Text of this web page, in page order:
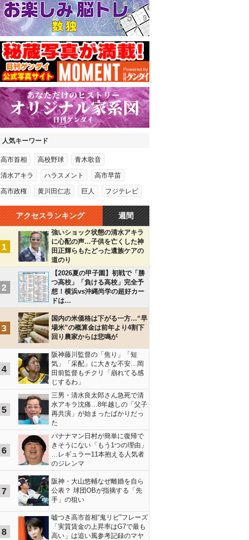
人気キーワード
高市首相 高校野球 青木歌音
清水アキラ ハラスメント 高市早苗
高市政権 黄川田仁志 巨人 フジテレビ
アクセスランキング 週間
1
強いショック状態の清水アキラ
に心配の声…子供を亡くした神
田正輝らもたどった遺族ケアの
道のり
2
【2026夏の甲子園】初戦で「勝
つ高校」「負ける高校」完全予
想！横浜vs沖縄尚学の超好カー
ドは…
3
国内の米価格は下がる一方…“早
場米”の概算金は前年より4割下
回り農家からは悲鳴が
4
阪神藤川監督の「焦り」「短
気」「采配」に大きな不安…岡
田前監督もチクリ「崩れてる感
じするわ」
5
三男・清水良太郎さん急死で清
水アキラ沈痛…8年越しの「父子
再共演」が始まったばかりだっ
た
6
バナナマン日村が簡単に復帰で
きそうにない「もう1つの理由」
…レギュラー11本抱える人気者
のジレンマ
7
阪神・大山悠輔なぜ離婚を自ら
公表？ 球団OBが指摘する「先
手」の狙い
8
嘘つき高市首相“鬼リピ”フレーズ
「実質賃金の上昇率はG7で最も
高い」は追い風参考記録のマヤ